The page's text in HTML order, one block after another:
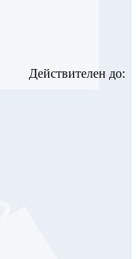
Действителен до: